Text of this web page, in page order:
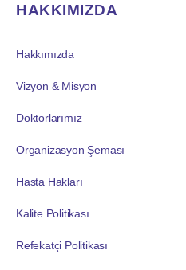
HAKKIMIZDA
Hakkımızda
Vizyon & Misyon
Doktorlarımız
Organizasyon Şeması
Hasta Hakları
Kalite Politikası
Refekatçi Politikası